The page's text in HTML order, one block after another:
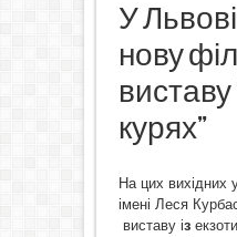
У
нову
виставу
курях”
На цих вихідних
імені Леся
виставу із